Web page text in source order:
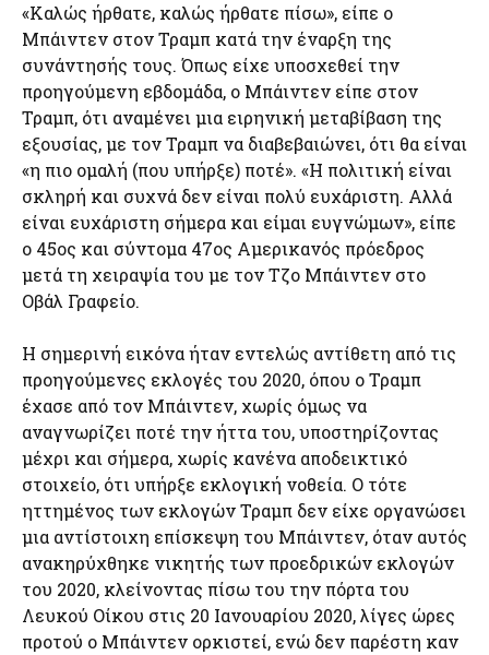
«Καλώς ήρθατε, καλώς ήρθατε πίσω», είπε ο
Μπάιντεν στον Τραμπ κατά την έναρξη της
συνάντησής τους. Όπως είχε υποσχεθεί την
προηγούμενη εβδομάδα, ο Μπάιντεν είπε στον
Τραμπ, ότι αναμένει μια ειρηνική μεταβίβαση της
εξουσίας, με τον Τραμπ να διαβεβαιώνει, ότι θα είναι
«η πιο ομαλή (που υπήρξε) ποτέ». «Η πολιτική είναι
σκληρή και συχνά δεν είναι πολύ ευχάριστη. Αλλά
είναι ευχάριστη σήμερα και είμαι ευγνώμων», είπε
ο 45ος και σύντομα 47ος Αμερικανός πρόεδρος
μετά τη χειραψία του με τον Τζο Μπάιντεν στο
Οβάλ Γραφείο.
Η σημερινή εικόνα ήταν εντελώς αντίθετη από τις
προηγούμενες εκλογές του 2020, όπου ο Τραμπ
έχασε από τον Μπάιντεν, χωρίς όμως να
αναγνωρίζει ποτέ την ήττα του, υποστηρίζοντας
μέχρι και σήμερα, χωρίς κανένα αποδεικτικό
στοιχείο, ότι υπήρξε εκλογική νοθεία. Ο τότε
ηττημένος των εκλογών Τραμπ δεν είχε οργανώσει
μια αντίστοιχη επίσκεψη του Μπάιντεν, όταν αυτός
ανακηρύχθηκε νικητής των προεδρικών εκλογών
του 2020, κλείνοντας πίσω του την πόρτα του
Λευκού Οίκου στις 20 Ιανουαρίου 2020, λίγες ώρες
προτού ο Μπάιντεν ορκιστεί, ενώ δεν παρέστη καν